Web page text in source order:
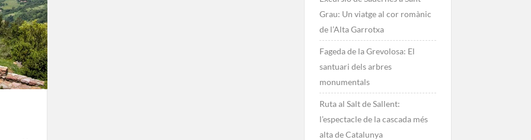
Grau: Un viatge al cor romànic
de l’Alta Garrotxa
Fageda de la Grevolosa: El
santuari dels arbres
monumentals
Ruta al Salt de Sallent:
l’espectacle de la cascada més
alta de Catalunya